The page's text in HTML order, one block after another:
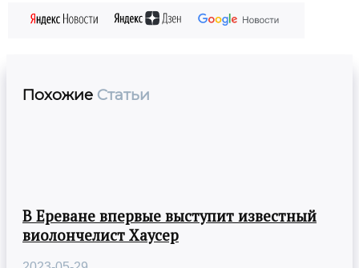
Похожие Статьи
В Ереване впервые выступит известный
виолончелист Хаусер